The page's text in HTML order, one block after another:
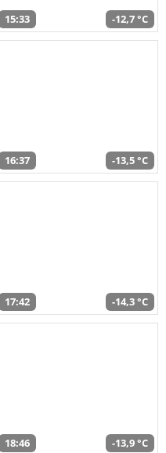
15:33 -12,7 °C
16:37 -13,5 °C
17:42 -14,3 °C
18:46 -13,9 °C